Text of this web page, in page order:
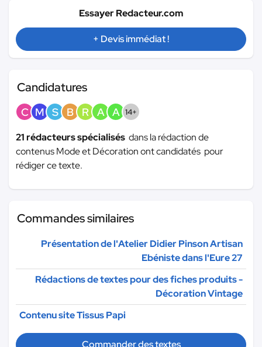
Essayer Redacteur.com
+ Devis immédiat !
Candidatures
C M S B R A A 14+
21 rédacteurs spécialisés dans la rédaction de
contenus Mode et Décoration ont candidatés pour
rédiger ce texte.
Commandes similaires
Présentation de l'Atelier Didier Pinson Artisan
Ebéniste dans l'Eure 27
Rédactions de textes pour des fiches produits -
Décoration Vintage
Contenu site Tissus Papi
Commander des textes